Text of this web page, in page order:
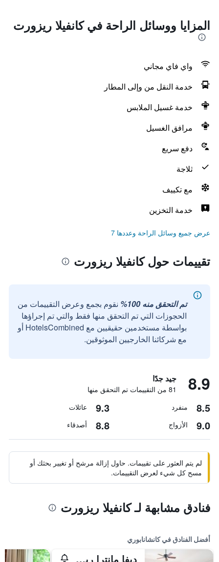
المزايا ووسائل الراحة في كانفيلا ريزورت
واي فاي مجاني
خدمة النقل من وإلى المطار
خدمة غسيل الملابس
مرافق الغسيل
دفع سريع
ثلاجة
مع تكييف
خدمة التخزين
عرض جميع وسائل الراحة وعددها 7
تقييمات حول كانفيلا ريزورت
تم التحقق منه 100%
نقوم بجمع وعرض التقييمات من
الحجوزات التي تم التحقق منها فقط والتي تم إجراؤها
بواسطة مستخدمين حقيقيين مع HotelsCombined أو
مع شركائنا الخارجيين الموثوقين.
8.9 جيد جدًا
81 من التقييمات تم التحقق منها
8.5 منفرد 9.3 عائلات
9.0 الأزواج 8.8 أصدقاء
لم يتم العثور على تقييمات. حاول إزالة مرشح أو تغيير بحثك أو
مسح كل شيء لعرض التقييمات.
فنادق مشابهة لـ كانفيلا ريزورت
أفضل الفنادق في كانشانابوري
ديفا مانترا ريزورت